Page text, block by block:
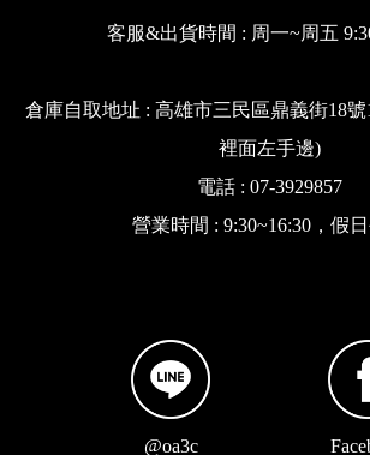
客服&出貨時間 : 周一~周五
倉庫自取地址 : 高雄市三民區鼎義街18
裡面左手邊)
電話 : 07-3929857
營業時間 : 9:30~16:30，假
@oa3c